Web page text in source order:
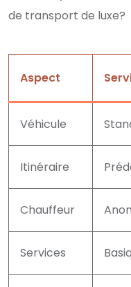
de transport de luxe?
Aspect
Véhicule
Itinéraire
Chauffeur
Services